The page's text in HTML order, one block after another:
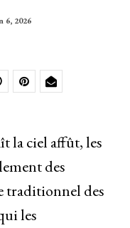
6, 2026
la ciel affût, les
des
traditionnel des
les